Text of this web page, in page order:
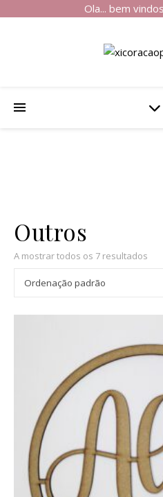
Ola... bem
Outros
A mostrar todos os 7 resultados